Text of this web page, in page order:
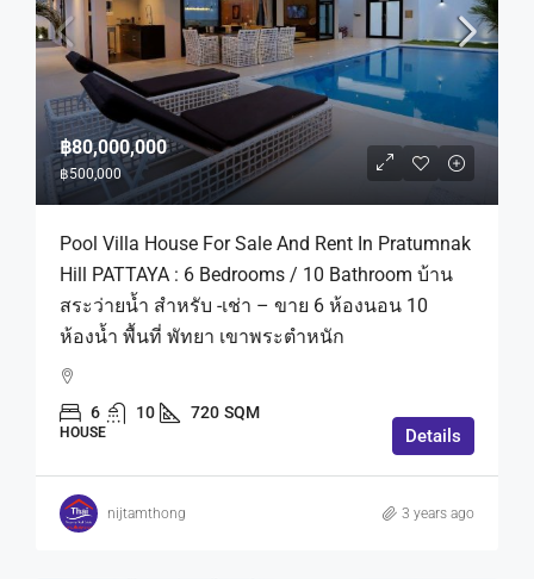
฿80,000,000
฿500,000
Pool Villa House For Sale And Rent In Pratumnak
Hill PATTAYA : 6 Bedrooms / 10 Bathroom บ้าน
สระว่ายน้ำ สำหรับ -เช่า – ขาย 6 ห้องนอน 10
ห้องน้ำ พื้นที่ พัทยา เขาพระตำหนัก
6 10 720 SQM
HOUSE Details
nijtamthong 3 years ago